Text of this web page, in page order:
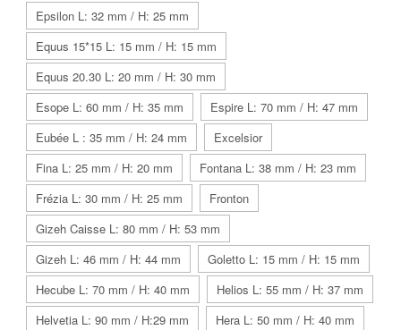
Epsilon L: 32 mm / H: 25 mm
Equus 15*15 L: 15 mm / H: 15 mm
Equus 20.30 L: 20 mm / H: 30 mm
Esope L: 60 mm / H: 35 mm
Espire L: 70 mm / H: 47 mm
Eubée L : 35 mm / H: 24 mm
Excelsior
Fina L: 25 mm / H: 20 mm
Fontana L: 38 mm / H: 23 mm
Frézia L: 30 mm / H: 25 mm
Fronton
Gizeh Caisse L: 80 mm / H: 53 mm
Gizeh L: 46 mm / H: 44 mm
Goletto L: 15 mm / H: 15 mm
Hecube L: 70 mm / H: 40 mm
Helios L: 55 mm / H: 37 mm
Helvetia L: 90 mm / H:29 mm
Hera L: 50 mm / H: 40 mm